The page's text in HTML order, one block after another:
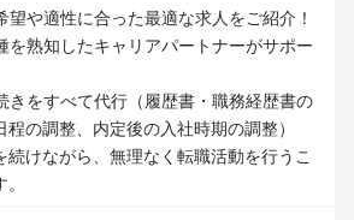
や適性に合った最適な求人をご紹介！
熟知したキャリアパートナーがサポー
をすべて代行（履歴書・職務経歴書の
程の調整、内定後の入社時期の調整）
続けながら、無理なく転職活動を行うこ